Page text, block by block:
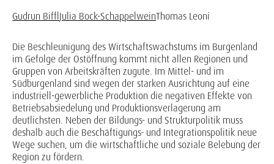
Gudrun Biffl Julia Bock-SchappelweinThomas Leoni
Die Beschleunigung des Wirtschaftswachstums im Burgenland
im Gefolge der Ostöffnung kommt nicht allen Regionen und
Gruppen von Arbeitskräften zugute. Im Mittel- und im
Südburgenland sind wegen der starken Ausrichtung auf eine
industriell-gewerbliche Produktion die negativen Effekte von
Betriebsabsiedelung und Produktionsverlagerung am
deutlichsten. Neben der Bildungs- und Strukturpolitik muss
deshalb auch die Beschäftigungs- und Integrationspolitik neue
Wege suchen, um die wirtschaftliche und soziale Belebung der
Region zu fördern.